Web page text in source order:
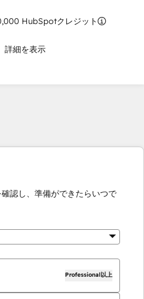
HubSpotクレジット
詳細を表示
認し、準備ができたらいつで
Professional以上